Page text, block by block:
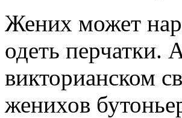
Жених может
одеть перчатки.
викторианском
женихов